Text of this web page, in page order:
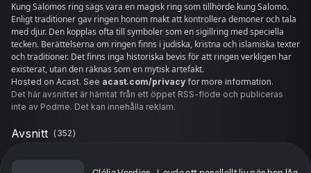
Kung Salomos ring sägs vara en magisk ring som tillhörde kung Salomo.
Enligt traditioner gav ringen honom makt att kontrollera demoner och tala
med djur. Den kopplas ofta till symboler som en sigillring med speciella
tecken. Berättelserna om ringen finns i judiska, kristna och islamiska texter
och traditioner. Det finns inga historiska bevis för att ringen verkligen har
existerat, utan den räknas som en mytisk artefakt.
Hosted on Acast. See acast.com/privacy for more information.
Det här avsnittet är hämtat från ett öppet RSS-flöde och publiceras
inte av Podme. Det kan innehålla reklam.
Avsnitt (352)